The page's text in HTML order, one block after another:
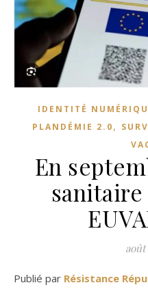
IDENTITÉ
PLANDÉMIE 2.0,
En
août
Publié par Résistance